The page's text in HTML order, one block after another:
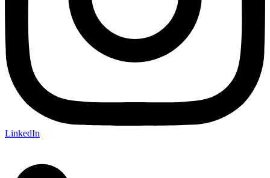
LinkedIn